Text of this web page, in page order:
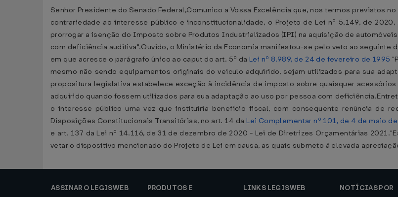
Senhor Presidente do Senado Federal,Comunico a Vossa Excelência que, nos termos previstos
contrariedade ao interesse público e inconstitucionalidade, o Projeto de Lei nº 5.149, de 2020,
prorrogar a isenção do Imposto sobre Produtos Industrializados (IPI) na aquisição de
com deficiência auditiva".Ouvido, o Ministério da Economia manifestou-se pelo veto ao seguinte
em que acresce o parágrafo único ao caput do art. 5º da Lei nº 8.989, de 24 de fevereiro de 1995
mesmo não sendo equipamentos originais do veículo adquirido, sejam utilizados para sua
propositura legislativa estabelece exceção à incidência de imposto sobre quaisquer
adquirido quando fossem utilizados para sua adaptação ao uso por pessoa com
o interesse público uma vez que instituiria benefício fiscal, com consequente renúncia de
Disposições Constitucionais Transitórias, no art. 14 da Lei Complementar nº 101, de 4 de maio
e art. 137 da Lei nº 14.116, de 31 de dezembro de 2020 - Lei de Diretrizes Orçamentárias
vetar o dispositivo mencionado do Projeto de Lei em causa, as quais submeto à elevada
ASSINAR O LEGISWEB
PRODUTOS E
LINKS LEGISWEB
NOTÍCIAS POR